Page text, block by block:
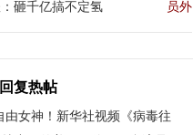
砸千亿搞不定氢 员外
复热帖
由女神！新华社视频《病毒往